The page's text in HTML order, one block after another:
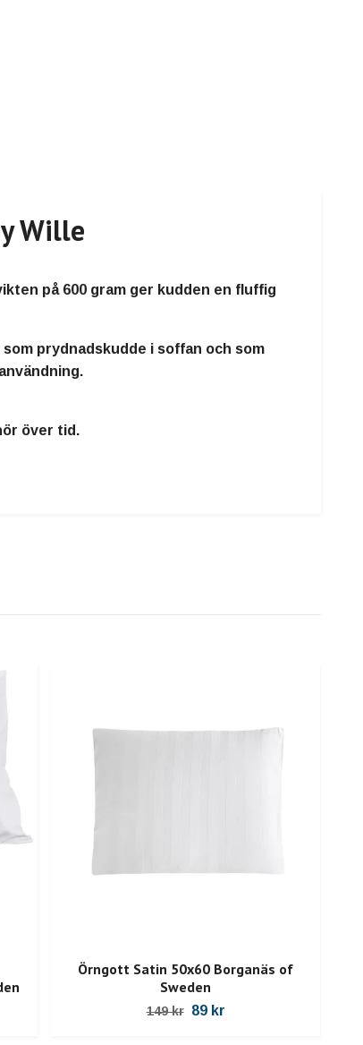
Wille
på 600 gram ger kudden en fluffig
prydnadskudde i soffan och som
över tid.
Örngott Satin 50x60 Borganäs of
Sweden
149 kr 89 kr